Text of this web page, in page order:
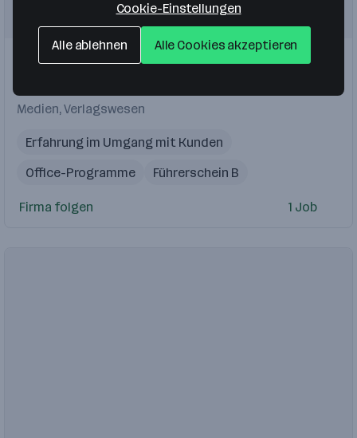
Johann Michael Sailer Verlag GmbH & Co. KG
Medien, Verlagswesen
Erfahrung im Umgang mit Kunden
Office-Programme
Führerschein B
Firma folgen 1 Job
Cookie-Einstellungen
Alle ablehnen Alle Cookies akzeptieren